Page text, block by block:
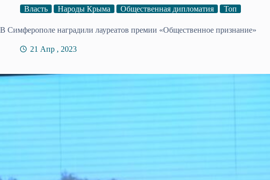
Власть Народы Крыма Общественная дипломатия Топ
В Симферополе наградили лауреатов премии «Общественное признание»
21 Апр , 2023